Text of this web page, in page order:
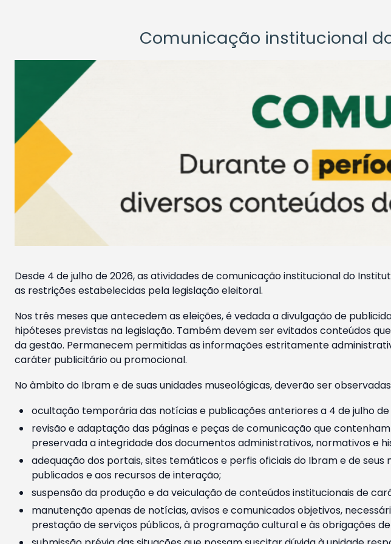
Comunicação institucional
Desde 4 de julho de 2026, as atividades de comunicação institucional do
as restrições estabelecidas pela legislação eleitoral.
Nos três meses que antecedem as eleições, é vedada a divulgação de
hipóteses previstas na legislação. Também devem ser evitados conteúdos
da gestão. Permanecem permitidas as informações estritamente
caráter publicitário ou promocional.
No âmbito do Ibram e de suas unidades museológicas, deverão ser
ocultação temporária das notícias e publicações anteriores a 4 de julho
revisão e adaptação das páginas e peças de comunicação que
preservada a integridade dos documentos administrativos, normativos e
adequação dos portais, sites temáticos e perfis oficiais do Ibram e de
publicados e aos recursos de interação;
suspensão da produção e da veiculação de conteúdos institucionais de
manutenção apenas de notícias, avisos e comunicados objetivos,
prestação de serviços públicos, à programação cultural e às obrigações